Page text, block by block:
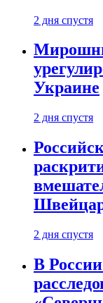
2 дня спустя
Украине
2 дня спустя
2 дня спустя
В